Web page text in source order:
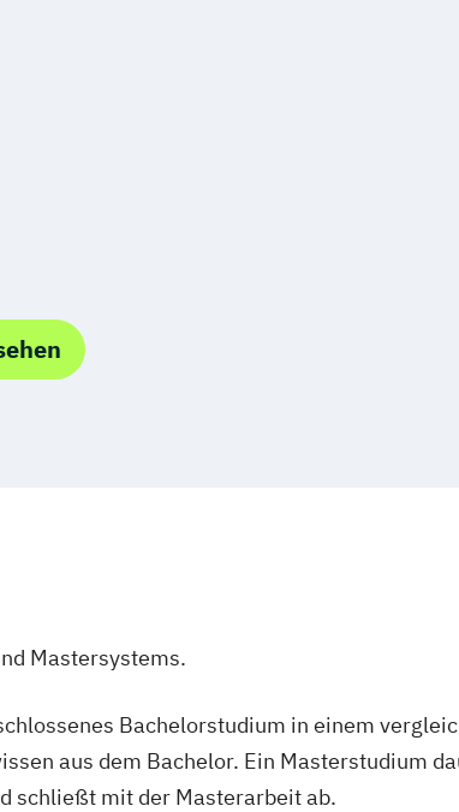
Mastersystems.
Bachelorstudium in einem
aus dem Bachelor. Ein Masterstudium
schließt mit der Masterarbeit ab.